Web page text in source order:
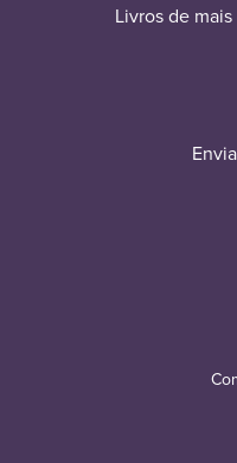
Livros de